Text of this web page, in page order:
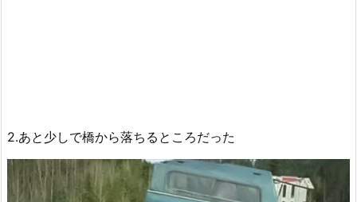
2.あと少しで橋から落ちるところだった